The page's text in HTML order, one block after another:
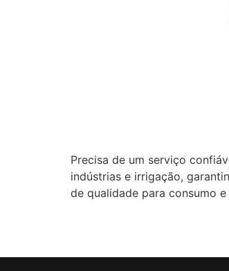
Precisa de um serviço
indústrias e irrigação,
de qualidade para consumo